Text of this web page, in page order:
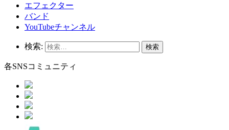
エフェクター
バンド
YouTubeチャンネル
検索:
各SNSコミュニティ